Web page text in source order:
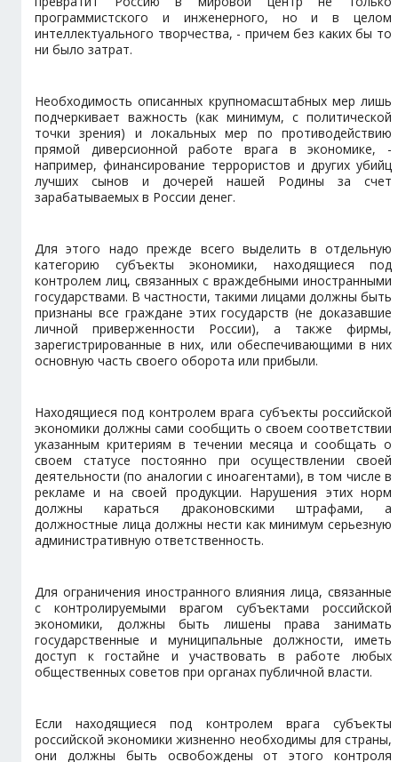
программистского и инженерного, но и в целом
интеллектуального творчества, - причем без каких бы то
ни было затрат.
Необходимость описанных крупномасштабных мер лишь
подчеркивает важность (как минимум, с политической
точки зрения) и локальных мер по противодействию
прямой диверсионной работе врага в экономике, -
например, финансирование террористов и других убийц
лучших сынов и дочерей нашей Родины за счет
зарабатываемых в России денег.
Для этого надо прежде всего выделить в отдельную
категорию субъекты экономики, находящиеся под
контролем лиц, связанных с враждебными иностранными
государствами. В частности, такими лицами должны быть
признаны все граждане этих государств (не доказавшие
личной приверженности России), а также фирмы,
зарегистрированные в них, или обеспечивающими в них
основную часть своего оборота или прибыли.
Находящиеся под контролем врага субъекты российской
экономики должны сами сообщить о своем соответствии
указанным критериям в течении месяца и сообщать о
своем статусе постоянно при осуществлении своей
деятельности (по аналогии с иноагентами), в том числе в
рекламе и на своей продукции. Нарушения этих норм
должны караться драконовскими штрафами, а
должностные лица должны нести как минимум серьезную
административную ответственность.
Для ограничения иностранного влияния лица, связанные
с контролируемыми врагом субъектами российской
экономики, должны быть лишены права занимать
государственные и муниципальные должности, иметь
доступ к гостайне и участвовать в работе любых
общественных советов при органах публичной власти.
Если находящиеся под контролем врага субъекты
российской экономики жизненно необходимы для страны,
они должны быть освобождены от этого контроля